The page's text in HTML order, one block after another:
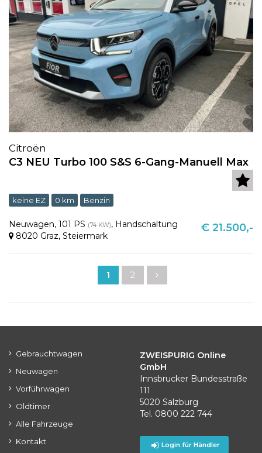
Citroën
C3 NEU Turbo 100 S&S 6-Gang-Manuell Max
keine EZ 0 km Benzin
Neuwagen, 101 PS (74 KW), Handschaltung
8020 Graz, Steiermark
€ 21.500,-
1 2
Gebrauchtwagen
Neuwagen
Vorführwagen
Oldtimer
Alle Fahrzeuge
Kontakt
ZWEISPURIG Online
GmbH
Innsbrucker Bundesstraße
111
5020 Salzburg
Tel. 0800 222 744
Login für Händler